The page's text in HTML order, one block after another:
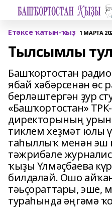
Етәксе ҡатын-ҡыҙ 1 МАРТА
Тылсымлы
Башҡортостан
ябай хәбәрсенән өс
берләштергән ҙур
«Башҡортостан»
директорының
тиклем хеҙмәт юлы
таһыллыҡ менән эш
тәжрибәле
ҡыҙы Үлмәҫбаева
билдәләй. Ошо
тәьҫораттары, эше,
тураһында әңгәмә